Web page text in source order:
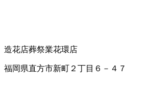
造花店葬祭業花環店
福岡県直方市新町２丁目６－４７